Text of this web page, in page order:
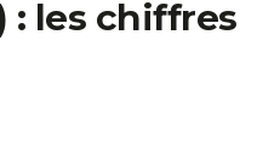
: les chiffres